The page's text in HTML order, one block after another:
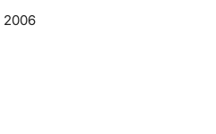
2006